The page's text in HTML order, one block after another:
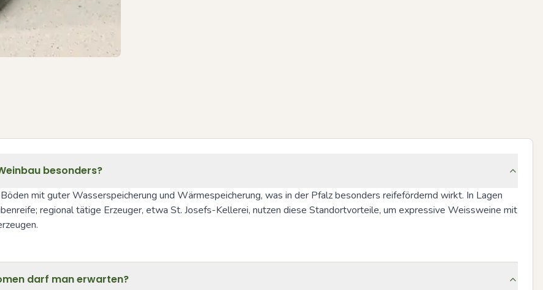
besonders?
mit guter Wasserspeicherung und Wärmespeicherung, was in der Pfalz besonders reifefördernd wirkt. In Lagen
regional tätige Erzeuger, etwa St. Josefs-Kellerei, nutzen diese Standortvorteile, um expressive Weissweine mit
darf man erwarten?